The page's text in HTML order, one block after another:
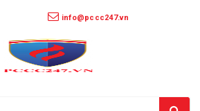
info@pccc247.vn